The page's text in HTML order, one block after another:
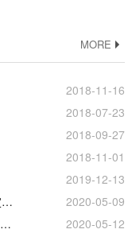
MORE
2018-11-16
2018-07-23
2018-09-27
2018-11-01
2019-12-13
国产直线导轨_EGH20CA_MGW9H_现货定制加工
2020-05-09
国产直线导轨_MGN9C_HGH20HA_代理商正品官网
2020-05-12